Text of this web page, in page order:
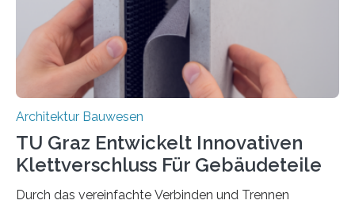
Basaltfasern. Anders als herkömmlicher Stahlbeton, bei
dem Stahlstäbe zur…
Architektur Bauwesen
TU Graz Entwickelt Innovativen
Klettverschluss Für Gebäudeteile
Durch das vereinfachte Verbinden und Trennen